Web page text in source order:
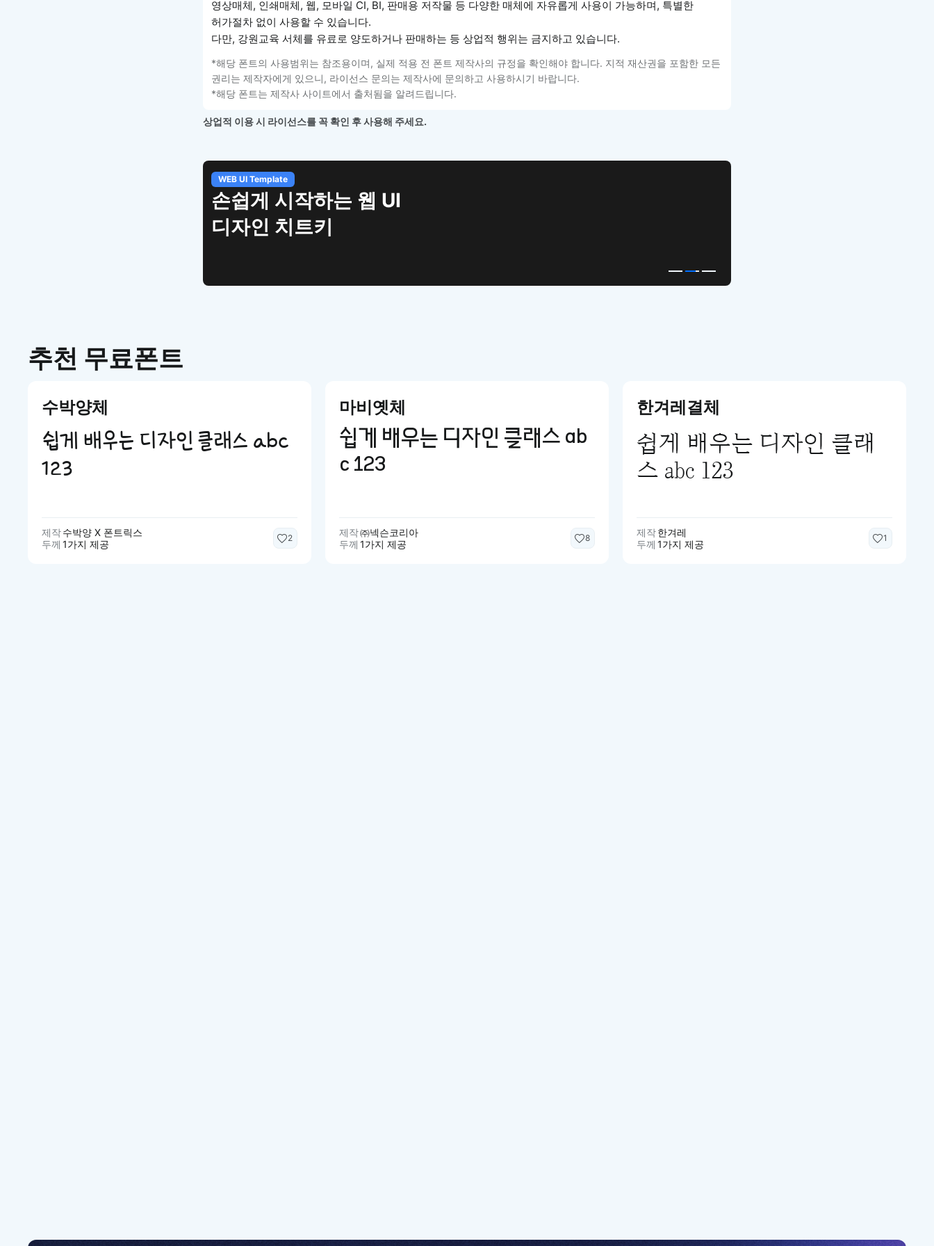
영상매체, 인쇄매체, 웹, 모바일 CI, BI, 판매용 저작물 등 다양한 매체에 자유롭게 사용이 가능하며, 특별한
허가절차 없이 사용할 수 있습니다.
다만, 강원교육 서체를 유료로 양도하거나 판매하는 등 상업적 행위는 금지하고 있습니다.
*해당 폰트의 사용범위는 참조용이며, 실제 적용 전 폰트 제작사의 규정을 확인해야 합니다. 지적 재산권을 포함한 모든
권리는 제작자에게 있으니, 라이선스 문의는 제작사에 문의하고 사용하시기 바랍니다.
*해당 폰트는 제작사 사이트에서 출처됨을 알려드립니다.
상업적 이용 시 라이선스를 꼭 확인 후 사용해 주세요.
WEB UI Template
손쉽게 시작하는 웹 UI
디자인 치트키
추천 무료폰트
수박양체
쉽게 배우는 디자인 클래스 abc
123
제작수박양 X 폰트릭스
두께 1가지 제공
2
마비옛체
쉽게 배우는 디자인 클래스 ab
c 123
제작㈜넥슨코리아
두께 1가지 제공
8
한겨레결체
쉽게 배우는 디자인 클래
스 abc 123
제작한겨레
두께 1가지 제공
1